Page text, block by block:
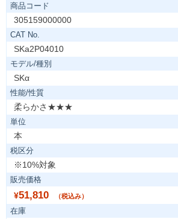
商品コード
305159000000
CAT No.
SKa2P04010
モデル/種別
SKα
性能/性質
柔らかさ★★★
単位
本
税区分
※10%対象
販売価格
¥51,810 （税込み）
在庫